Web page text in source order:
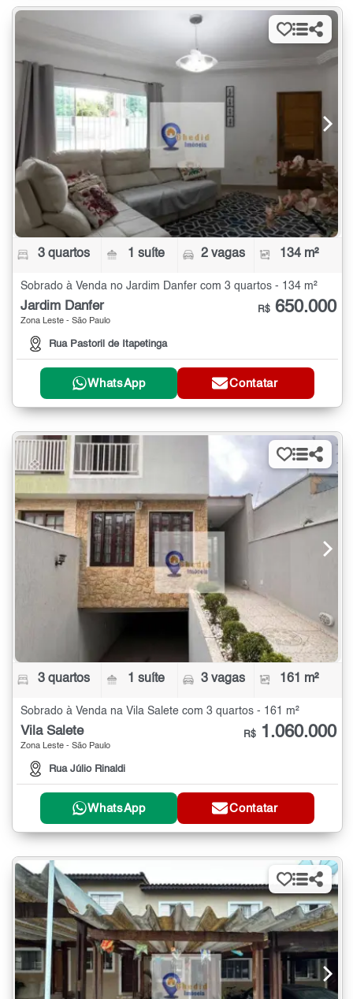
3 quartos 1 suíte 2 vagas 134 m²
Sobrado à Venda no Jardim Danfer com 3 quartos - 134 m²
Jardim Danfer
Zona Leste - São Paulo
Rua Pastoril de Itapetinga
R$ 650.000
WhatsApp Contatar
3 quartos 1 suíte 3 vagas 161 m²
Sobrado à Venda na Vila Salete com 3 quartos - 161 m²
Vila Salete
Zona Leste - São Paulo
Rua Júlio Rinaldi
R$ 1.060.000
WhatsApp Contatar